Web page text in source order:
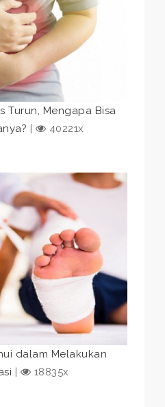
Turun, Mengapa Bisa
|
40221x
dalam Melakukan
|
18835x